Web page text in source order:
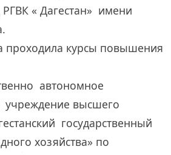
« Дагестан» имени
проходила курсы повышения
автономное
учреждение высшего
государственный
хозяйства» по